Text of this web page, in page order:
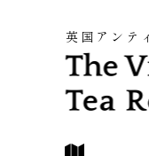
英国アンテ